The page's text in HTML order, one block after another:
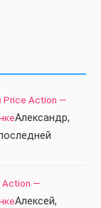
Price Action —
Александр,
Action —
Алексей,